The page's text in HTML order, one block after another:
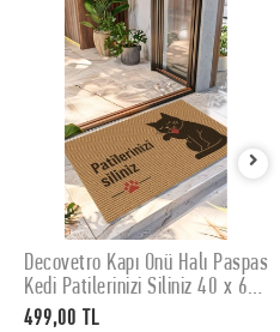
SEPETE EKLE
Decovetro Kapı Önü Halı Paspas
Kedi Patilerinizi Siliniz 40 x 60
Cm
499,00 TL